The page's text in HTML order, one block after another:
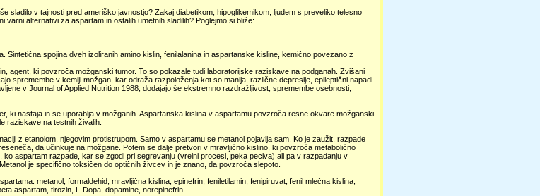
sladilo v tajnosti pred ameriško javnostjo? Zakaj diabetikom, hipoglikemikom, ljudem s preveliko telesno
varni alternativi za aspartam in ostalih umetnih sladilih? Poglejmo si bliže:
Sintetična spojina dveh izoliranih amino kislin, fenilalanina in aspartanske kisline, kemično povezano z
agent, ki povzroča možganski tumor. To so pokazale tudi laboratorijske raziskave na podganah. Zvišani
spremembe v kemiji možgan, kar odraža razpoloženja kot so manija, različne depresije, epileptični napadi.
v Journal of Applied Nutrition 1988, dodajajo še ekstremno razdražljivost, spremembe osebnosti,
ki nastaja in se uporablja v možganih. Aspartanska kislina v aspartamu povzroča resne okvare možganski
raziskave na testnih živalih.
z etanolom, njegovim protistrupom. Samo v aspartamu se metanol pojavlja sam. Ko je zaužit, razpade
da učinkuje na možgane. Potem se dalje pretvori v mravljično kislino, ki povzroča metabolično
ko aspartam razpade, kar se zgodi pri segrevanju (vrelni procesi, peka peciva) ali pa v razpadanju v
je specifično toksičen do optičnih živcev in je znano, da povzroča slepoto.
metanol, formaldehid, mravljična kislina, epinefrin, feniletilamin, fenipiruvat, fenil mlečna kislina,
aspartam, tirozin, L-Dopa, dopamine, norepinefrin.